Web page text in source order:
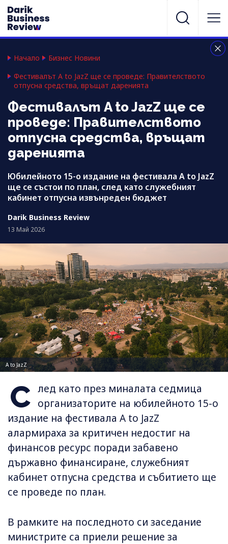
Начало
Бизнес Новини
Фестивалът A to JazZ ще се проведе: Правителството
отпусна средства, връщат даренията
Фестивалът A to JazZ ще се
проведе: Правителството
отпусна средства, връщат
даренията
Юбилейното 15-о издание на фестивала A to JazZ
ще се състои по план, след като служебният
кабинет отпусна извънреден бюджет
Darik Business Review
13 Май 2026
A to JazZ
С лед като през миналата седмица
организаторите на юбилейното 15-о
издание на фестивала A to JazZ
алармираха за критичен недостиг на
финансов ресурс поради забавено
държавно финансиране, служебният
кабинет отпусна средства и събитието ще
се проведе по план.
В рамките на последното си заседание
министрите са приели решение за